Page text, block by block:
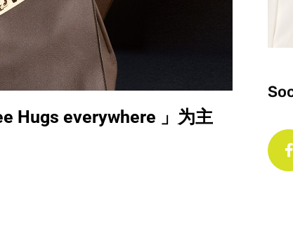
Hugs everywhere 」为主
c